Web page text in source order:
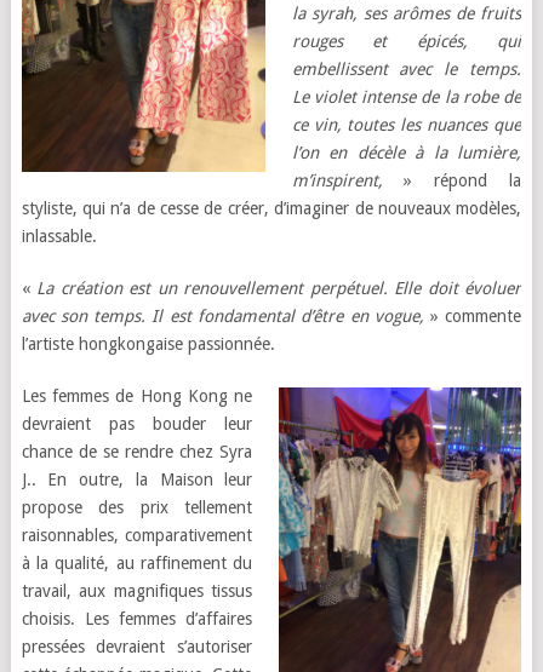
la syrah, ses arômes de fruits
rouges et épicés, qui
embellissent avec le temps.
Le violet intense de la robe de
ce vin, toutes les nuances que
l’on en décèle à la lumière,
m’inspirent, » répond la
styliste, qui n’a de cesse de créer, d’imaginer de nouveaux modèles,
inlassable.
«La création est un renouvellement perpétuel. Elle doit évoluer
avec son temps. Il est fondamental d’être en vogue,» commente
l’artiste hongkongaise passionnée.
Les femmes de Hong Kong ne
devraient pas bouder leur
chance de se rendre chez Syra
J.. En outre, la Maison leur
propose des prix tellement
raisonnables, comparativement
à la qualité, au raffinement du
travail, aux magnifiques tissus
choisis. Les femmes d’affaires
pressées devraient s’autoriser